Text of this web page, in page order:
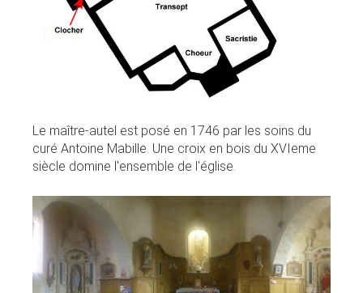
Le maître-autel est posé en 1746 par les soins du
curé Antoine Mabille. Une croix en bois du XVIeme
siècle domine l'ensemble de l'église.